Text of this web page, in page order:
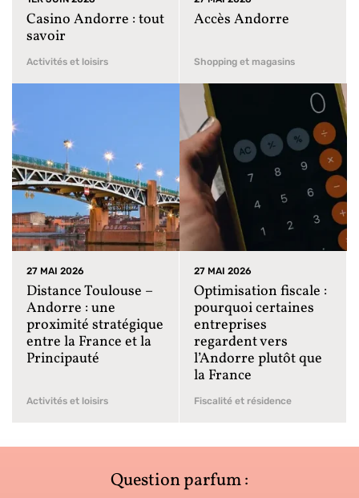
Casino Andorre : tout
savoir
Activités et loisirs
Accès Andorre
Shopping et magasins
27 MAI 2026
Distance Toulouse –
Andorre : une
proximité stratégique
entre la France et la
Principauté
Activités et loisirs
27 MAI 2026
Optimisation fiscale :
pourquoi certaines
entreprises
regardent vers
l’Andorre plutôt que
la France
Fiscalité et résidence
Question parfum :